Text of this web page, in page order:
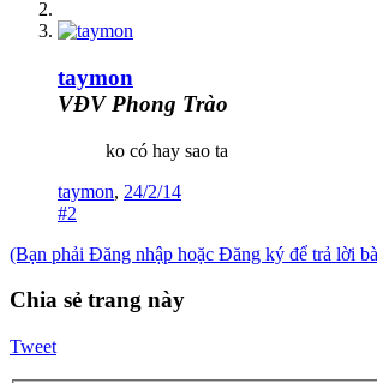
taymon
VĐV Phong Trào
ko có hay sao ta
taymon, 24/2/14
#2
(Bạn phải Đăng nhập hoặc Đăng ký để trả lời
Chia sẻ trang này
Tweet